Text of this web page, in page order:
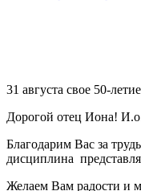
31 августа свое 50-
Дорогой отец Иона!
Благодарим Вас за
дисциплина
Желаем Вам радости и